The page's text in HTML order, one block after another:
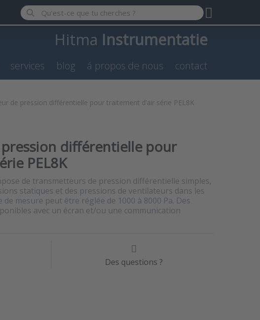
Enter a search term. Results will appear automatically as you
Hitma Instrumentatie
services blog á propos de nous contact
de pression différentielle pour traitement d’air série PEL8K
différentielle pour
PEL8K
de transmetteurs de pression différentielle simples,
statiques et des pressions de ventilateurs dans les
de mesure peut être réglée de 1000 à 8000 Pa. Des
avec un écran et/ou une communication
Des questions ?